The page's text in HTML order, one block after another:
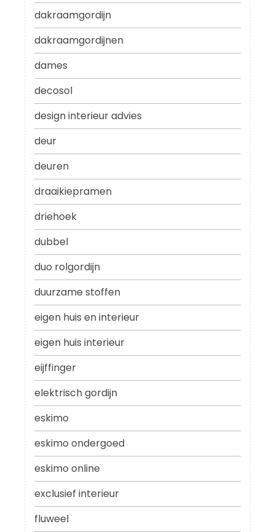
dakraamgordijn
dakraamgordijnen
dames
decosol
design interieur advies
deur
deuren
draaikiepramen
driehoek
dubbel
duo rolgordijn
duurzame stoffen
eigen huis en interieur
eigen huis interieur
eijffinger
elektrisch gordijn
eskimo
eskimo ondergoed
eskimo online
exclusief interieur
fluweel